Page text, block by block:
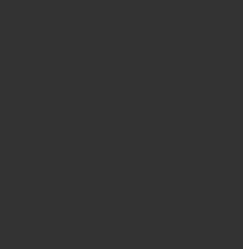
con acciaio e cemento
sta